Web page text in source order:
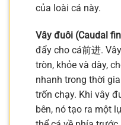
của loài cá này.
Vây đuôi (Caudal
đẩy cho cá前进.
tròn, khỏe và dày,
nhanh trong thời
trốn chạy. Khi vây
bên, nó tạo ra một